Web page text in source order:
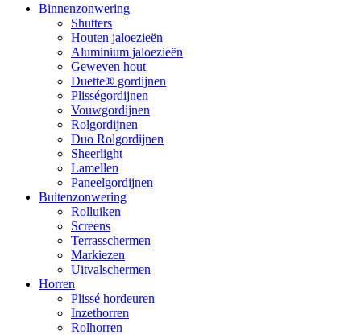
Binnenzonwering
Shutters
Houten jaloezieën
Aluminium jaloezieën
Geweven hout
Duette® gordijnen
Plisségordijnen
Vouwgordijnen
Rolgordijnen
Duo Rolgordijnen
Sheerlight
Lamellen
Paneelgordijnen
Buitenzonwering
Rolluiken
Screens
Terrasschermen
Markiezen
Uitvalschermen
Horren
Plissé hordeuren
Inzethorren
Rolhorren